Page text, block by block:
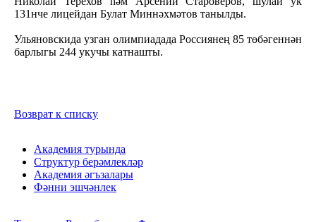
131нче лицейдан Булат Миннәхмәтов танылды.
Ульяновскида узган олимпиадада Россиянең 85 төбәгеннән
барлыгы 244 укучы катнашты.
Возврат к списку
Академия турында
Структур берәмлекләр
Академия әгъзалары
Фәнни эшчәнлек